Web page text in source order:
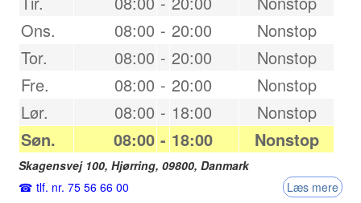
Ons.
08:00 - 20:00
Nonstop
Tor.
08:00 - 20:00
Nonstop
Fre.
08:00 - 20:00
Nonstop
Lør.
08:00 - 18:00
Nonstop
Søn.
08:00 - 18:00 Nonstop
Skagensvej 100, Hjørring, 09800, Danmark
tlf. nr. 75 56 66 00
Læs mere